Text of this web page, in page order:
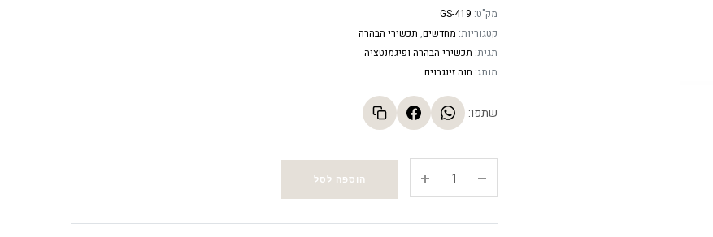
מק"ט: GS-419
קטגוריות: מחדשים, תכשירי הבהרה
תגית: תכשירי הבהרה ופיגמנטציה
מותג: חוה זינגבוים
שתפו:
אקס
-
הוספה לסל